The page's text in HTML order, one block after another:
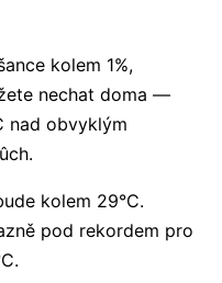
kolem 1%,
nechat doma —
nad obvyklým
kolem 29°C.
pod rekordem pro